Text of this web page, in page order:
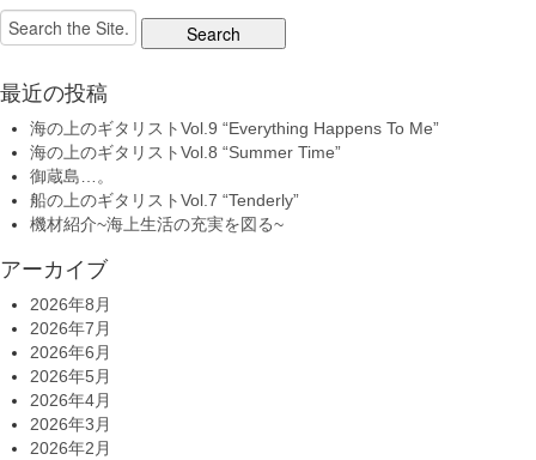
Search
for:
最近の投稿
海の上のギタリストVol.9 “Everything Happens To Me”
海の上のギタリストVol.8 “Summer Time”
御蔵島…。
船の上のギタリストVol.7 “Tenderly”
機材紹介~海上生活の充実を図る~
アーカイブ
2026年8月
2026年7月
2026年6月
2026年5月
2026年4月
2026年3月
2026年2月